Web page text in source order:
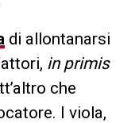
di allontanarsi
in primis
che
I viola,